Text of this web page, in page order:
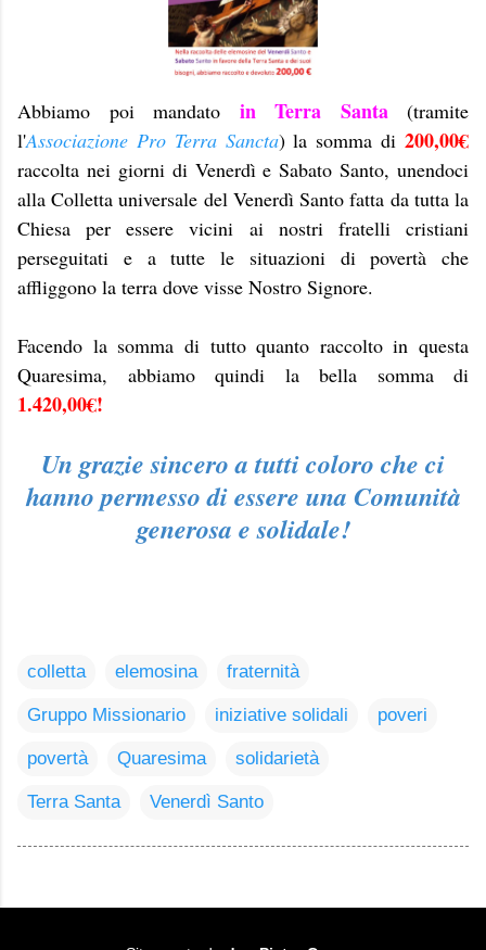
Abbiamo poi mandato in Terra Santa(tramite
l'Associazione Pro Terra Sancta) la somma di200,00€
raccolta nei giorni di Venerdì e Sabato Santo, unendoci
alla Colletta universale del Venerdì Santo fatta da tutta la
Chiesa per essere vicini ai nostri fratelli cristiani
perseguitati e a tutte le situazioni di povertà che
affliggono la terra dove visse Nostro Signore.
Facendo la somma di tutto quanto raccolto in questa
Quaresima, abbiamo quindi la bella somma di
1.420,00€!
Un grazie sincero a tutti coloro che ci
hanno permesso di essere una Comunità
generosa e solidale!
colletta elemosina fraternità
Gruppo Missionario iniziative solidali poveri
povertà Quaresima solidarietà
Terra Santa Venerdì Santo